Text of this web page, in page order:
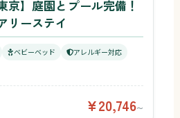
京】庭園とプール完備！
リーステイ
ベビーベッド
アレルギー対応
¥20,746〜